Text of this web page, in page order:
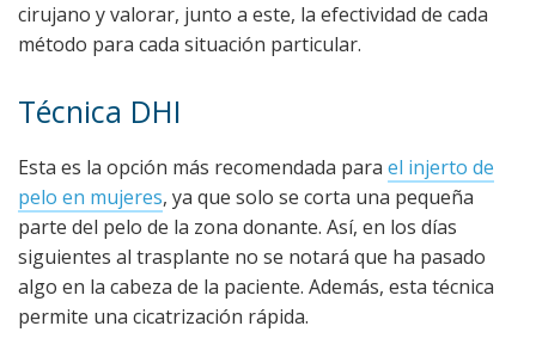
cirujano y valorar, junto a este, la efectividad de cada
método para cada situación particular.
Técnica DHI
Esta es la opción más recomendada para el injerto de
pelo en mujeres, ya que solo se corta una pequeña
parte del pelo de la zona donante. Así, en los días
siguientes al trasplante no se notará que ha pasado
algo en la cabeza de la paciente. Además, esta técnica
permite una cicatrización rápida.